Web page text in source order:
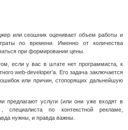
или сеошник оценивает объем работы и
по времени. Именно от количества
при формировании цены.
если у вас в штате нет программиста, к
web-developer’a. Его задача заключается
или причин, стопорящих дальнейшую
предлагают услуги (или они уже входят в
, специалиста по контекстной рекламе,
нужны, и правда важны.